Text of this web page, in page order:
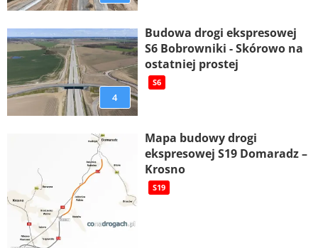
4
Budowa drogi ekspresowej
S6 Bobrowniki - Skórowo na
ostatniej prostej
S6
Mapa budowy drogi
ekspresowej S19 Domaradz –
Krosno
S19